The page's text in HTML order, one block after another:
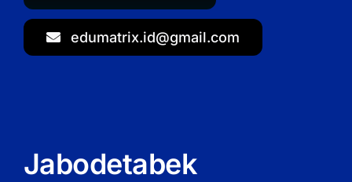
edumatrix.id@gmail.com
Jabodetabek